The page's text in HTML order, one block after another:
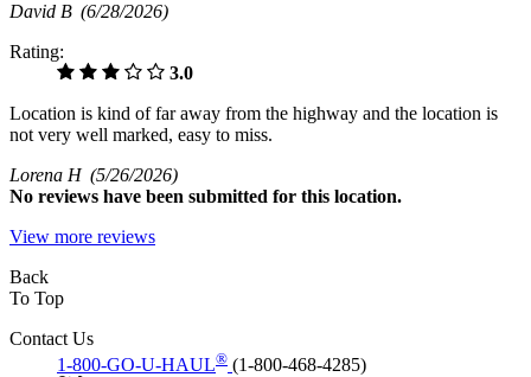
David B (6/28/2026)
Rating:
3.0
Location is kind of far away from the highway and the location is
not very well marked, easy to miss.
Lorena H (5/26/2026)
No reviews have been submitted for this location.
View more reviews
Back
To Top
Contact Us
1-800-GO-U-HAUL® (1-800-468-4285)